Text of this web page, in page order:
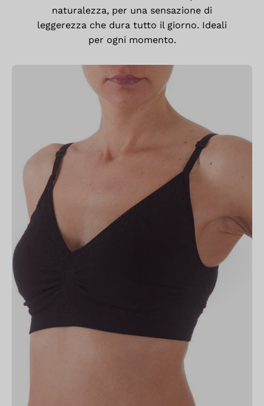
naturalezza, per una sensazione di
leggerezza che dura tutto il giorno. Ideali
per ogni momento.